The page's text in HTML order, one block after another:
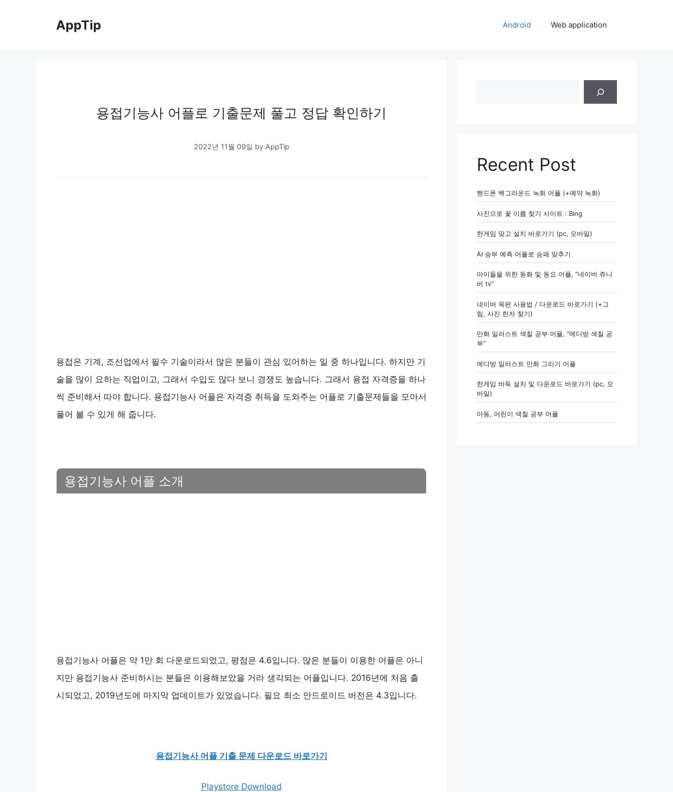
AppTip Android Web application
용접기능사 어플로 기출문제 풀고 정답 확인하기
2022년 11월 09일 by AppTip
용접은 기계, 조선업에서 필수 기술이라서 많은 분들이 관심 있어하는 일 중 하나입니다. 하지만 기
술을 많이 요하는 직업이고, 그래서 수입도 많다 보니 경쟁도 높습니다. 그래서 용접 자격증을 하나
씩 준비해서 따야 합니다. 용접기능사 어플은 자격증 취득을 도와주는 어플로 기출문제들을 모아서
풀어 볼 수 있게 해 줍니다.
용접기능사 어플 소개
용접기능사 어플은 약 1만 회 다운로드되었고, 평점은 4.6입니다. 많은 분들이 이용한 어플은 아니
지만 용접기능사 준비하시는 분들은 이용해보았을 거라 생각되는 어플입니다. 2016년에 처음 출
시되었고, 2019년도에 마지막 업데이트가 있었습니다. 필요 최소 안드로이드 버전은 4.3입니다.
용접기능사 어플 기출 문제 다운로드 바로가기
Playstore Download
Recent Post
핸드폰 백그라운드 녹화 어플 (+예약 녹화)
사진으로 꽃 이름 찾기 사이트 : Bing
한게임 맞고 설치 바로가기 (pc, 모바일)
AI 승부 예측 어플로 승패 맞추기
아이들을 위한 동화 및 동요 어플, “네이버 쥬니
버 tv”
네이버 옥편 사용법 / 다운로드 바로가기 (+그
림, 사진 한자 찾기)
만화 일러스트 색칠 공부 어플, “메디방 색칠 공
부”
메디방 일러스트 만화 그리기 어플
한게임 바둑 설치 및 다운로드 바로가기 (pc, 모
바일)
아동, 어린이 색칠 공부 어플